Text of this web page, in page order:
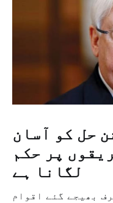
حل کو آسان
پر حکم
لگانا ہے
بھیجے گئے اقوام